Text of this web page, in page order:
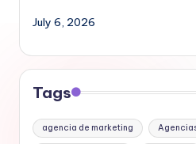
July 6, 2026
Tags
agencia de marketing